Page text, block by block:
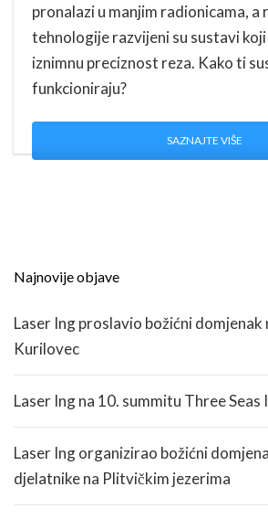
pronalazi u manjim radionicama, a
tehnologije razvijeni su sustavi
iznimnu preciznost reza. Kako ti
funkcioniraju?
SAZNAJTE VIŠE
Najnovije objave
Laser Ing proslavio božićni domjenak
Kurilovec
Laser Ing na 10. summitu Three
Laser Ing organizirao božićni
djelatnike na Plitvičkim jezerima